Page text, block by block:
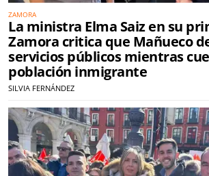
ZAMORA
La ministra Elma Saiz en su
Zamora critica que Mañueco
servicios públicos mientras
población inmigrante
SILVIA FERNÁNDEZ